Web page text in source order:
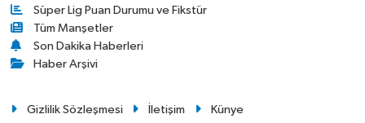
Süper Lig Puan Durumu ve Fikstür
Tüm Manşetler
Son Dakika Haberleri
Haber Arşivi
Gizlilik Sözleşmesi İletişim Künye